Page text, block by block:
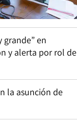
grande” en
y alerta por rol de
la asunción de